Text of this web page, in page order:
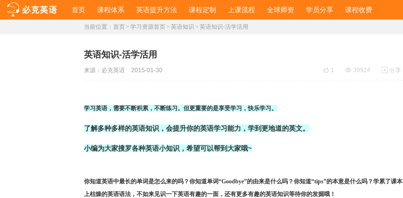
首页 课程体系 英语提升方法 课程定制 上课流程 全球师资 学员分享 课程收费
当前位置： 首页 > 学习资源首页 > 英语知识 > 英语知识-活学活用
英语知识-活学活用
 1  39924  分享
来源： 必克英语 2015-01-30
学习英语，需要不断积累，不断练习。但更重要的是享受学习，快乐学习。
了解多种多样的英语知识，会提升你的英语学习能力，学到更地道的英文。
小编为大家搜罗各种英语小知识，希望可以帮到大家哦~
你知道英语中最长的单词是怎么来的吗？你知道单词“Goodbye”的由来是什么吗？你知道“tips”的本意是什么吗？学累了课本
上枯燥的英语语法，不如来见识一下英语有趣的一面，还有更多有趣的英语知识等待你的发掘哦！